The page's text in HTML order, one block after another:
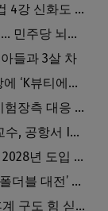
외국인 심판 성접대 7경기 … 2002 월드컵 4강 신화도 흔들
트럼프 회사에 200만 달러 준 한국 기업 … 민주당 뇌물의혹 조사
들과 3살 차
올리브영, 美 세포라 뚫었다…580개 매장에 ‘K뷰티에딧’ 론칭
변호사 시험 보던 한인 여성 심정지 … ‘시험장측 대응 부적절’ 소송
“합법 취업허가 있는데” … 메릴랜드대 교수, 공항서 ICE에 체포, 구금 중
동포청, 재외국민 우편·전자투표 추진 … 2028년 도입 목표
삼성 144만대 신기록 … 구글·애플 가세 ‘폴더블 대전’ 열린다
트럼프 “결국 밴스 당선시켜야”…2028 후계 구도 힘 싣나